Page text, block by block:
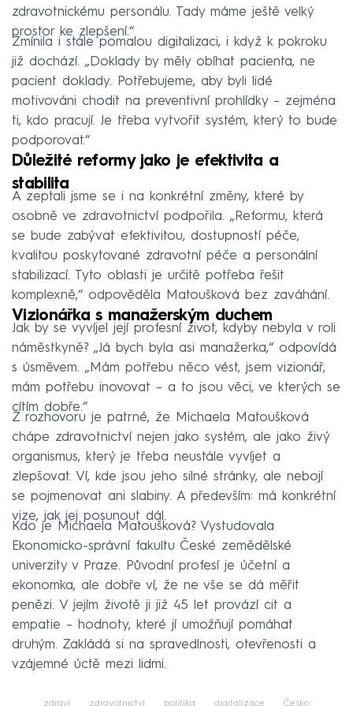
zdravotnickému personálu. Tady máme ještě velký
prostor ke zlepšení.“
Zmínila i stále pomalou digitalizaci, i když k pokroku
již dochází. „Doklady by měly obíhat pacienta, ne
pacient doklady. Potřebujeme, aby byli lidé
motivováni chodit na preventivní prohlídky – zejména
ti, kdo pracují. Je třeba vytvořit systém, který to bude
podporovat.“
Důležité reformy jako je efektivita a
stabilita
A zeptali jsme se i na konkrétní změny, které by
osobně ve zdravotnictví podpořila. „Reformu, která
se bude zabývat efektivitou, dostupností péče,
kvalitou poskytované zdravotní péče a personální
stabilizací. Tyto oblasti je určitě potřeba řešit
komplexně,“ odpověděla Matoušková bez zaváhání.
Vizionářka s manažerským duchem
Jak by se vyvíjel její profesní život, kdyby nebyla v roli
náměstkyně? „Já bych byla asi manažerka,“ odpovídá
s úsměvem. „Mám potřebu něco vést, jsem vizionář,
mám potřebu inovovat – a to jsou věci, ve kterých se
cítím dobře.“
Z rozhovoru je patrné, že Michaela Matoušková
chápe zdravotnictví nejen jako systém, ale jako živý
organismus, který je třeba neustále vyvíjet a
zlepšovat. Ví, kde jsou jeho silné stránky, ale nebojí
se pojmenovat ani slabiny. A především: má konkrétní
vize, jak jej posunout dál.
Kdo je Michaela Matoušková? Vystudovala
Ekonomicko-správní fakultu České zemědělské
univerzity v Praze. Původní profesí je účetní a
ekonomka, ale dobře ví, že ne vše se dá měřit
penězi. V jejím životě ji již 45 let provází cit a
empatie – hodnoty, které jí umožňují pomáhat
druhým. Zakládá si na spravedlnosti, otevřenosti a
vzájemné úctě mezi lidmi.
zdraví zdravotnictví politika digitalizace Česko